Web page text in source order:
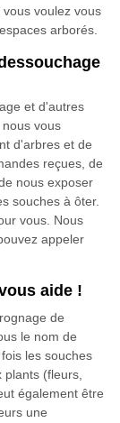
voulez vous
arborés.
et d'autres
vous
d'arbres et de
reçues, de
nous exposer
souches à ôter.
vous. Nous
appeler
aide !
de
le nom de
les souches
(fleurs,
également être
une